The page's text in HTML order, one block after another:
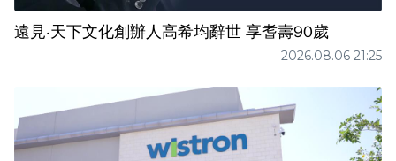
遠見‧天下文化創辦人高希均辭世 享耆壽90歲
2026.08.06 21:25